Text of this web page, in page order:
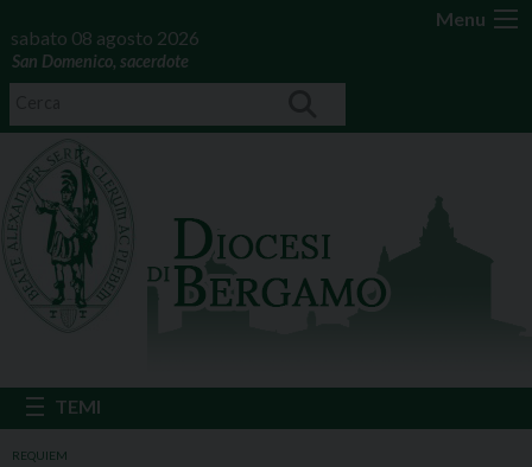
Menu
sabato 08 agosto 2026
San Domenico, sacerdote
REQUIEM